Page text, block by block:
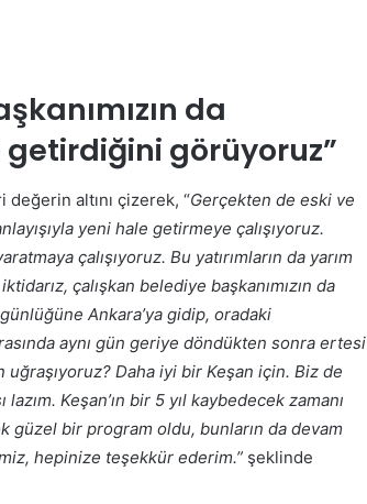
da
görüyoruz”
altını çizerek, “Gerçekten de eski ve
yeni hale getirmeye çalışıyoruz.
çalışıyoruz. Bu yatırımların da yarım
çalışkan belediye başkanımızın da
Ankara’ya gidip, oradaki
aynı gün geriye döndükten sonra ertesi
Daha iyi bir Keşan için. Biz de
Keşan’ın bir 5 yıl kaybedecek zamanı
güzel bir program oldu, bunların da devam
hepinize teşekkür ederim.” şeklinde